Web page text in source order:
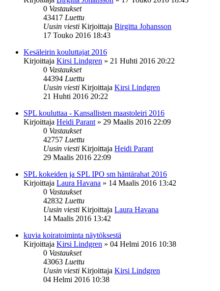
0 Vastaukset
43417 Luettu
Uusin viesti Kirjoittaja Birgitta Johansson
17 Touko 2016 18:43
Kesäleirin kouluttajat 2016
Kirjoittaja Kirsi Lindgren » 21 Huhti 2016 20:22
0 Vastaukset
44394 Luettu
Uusin viesti Kirjoittaja Kirsi Lindgren
21 Huhti 2016 20:22
SPL kouluttaa - Kansallisten maastoleiri 2016
Kirjoittaja Heidi Parant » 29 Maalis 2016 22:09
0 Vastaukset
42757 Luettu
Uusin viesti Kirjoittaja Heidi Parant
29 Maalis 2016 22:09
SPL kokeiden ja SPL IPO sm häntärahat 2016
Kirjoittaja Laura Havana » 14 Maalis 2016 13:42
0 Vastaukset
42832 Luettu
Uusin viesti Kirjoittaja Laura Havana
14 Maalis 2016 13:42
kuvia koiratoiminta näytöksestä
Kirjoittaja Kirsi Lindgren » 04 Helmi 2016 10:38
0 Vastaukset
43063 Luettu
Uusin viesti Kirjoittaja Kirsi Lindgren
04 Helmi 2016 10:38